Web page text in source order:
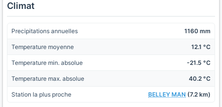
Climat
Precipitations annuelles 1160 mm
Temperature moyenne 12.1 °C
Temperature min. absolue -21.5 °C
Temperature max. absolue 40.2 °C
Station la plus proche BELLEY MAN (7.2 km)